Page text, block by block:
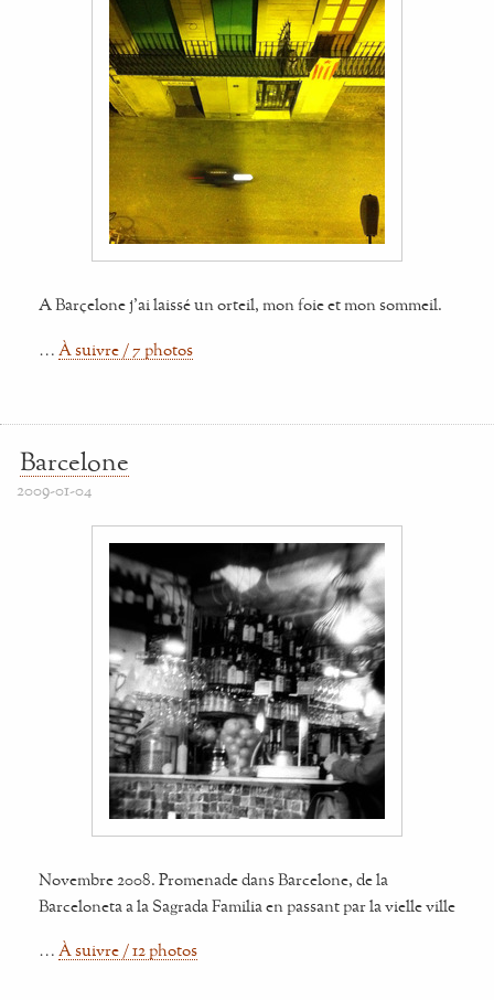
A Barçelone j'ai laissé un orteil, mon foie et mon sommeil.
… À suivre / 7 photos
Barcelone
2009-01-04
Novembre 2008. Promenade dans Barcelone, de la
Barceloneta a la Sagrada Familia en passant par la vielle ville
… À suivre / 12 photos